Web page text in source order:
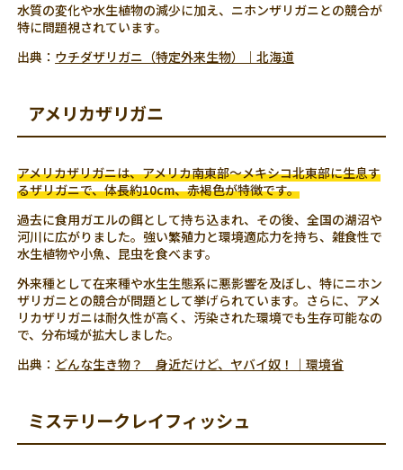
水質の変化や水生植物の減少に加え、ニホンザリガニとの競合が
特に問題視されています。
出典： ウチダザリガニ（特定外来生物）｜北海道
アメリカザリガニ
アメリカザリガニは、アメリカ南東部～メキシコ北東部に生息す
るザリガニで、体長約10cm、赤褐色が特徴です。
過去に食用ガエルの餌として持ち込まれ、その後、全国の湖沼や
河川に広がりました。強い繁殖力と環境適応力を持ち、雑食性で
水生植物や小魚、昆虫を食べます。
外来種として在来種や水生生態系に悪影響を及ぼし、特にニホン
ザリガニとの競合が問題として挙げられています。さらに、アメ
リカザリガニは耐久性が高く、汚染された環境でも生存可能なの
で、分布域が拡大しました。
出典： どんな生き物？ 身近だけど、ヤバイ奴！｜環境省
ミステリークレイフィッシュ